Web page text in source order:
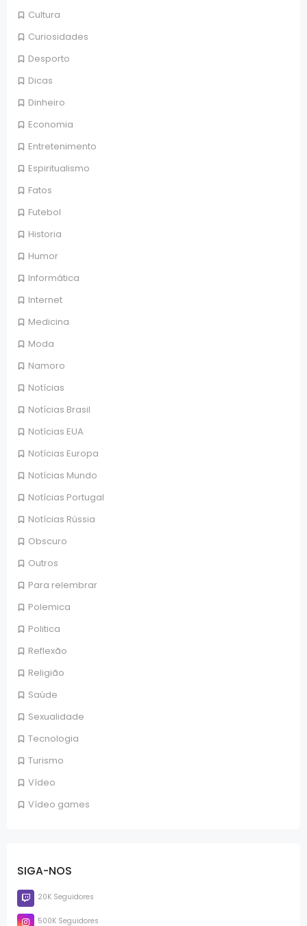
Cultura
Curiosidades
Desporto
Dicas
Dinheiro
Economia
Entretenimento
Espiritualismo
Fatos
Futebol
Historia
Humor
Informática
Internet
Medicina
Moda
Namoro
Notícias
Notícias Brasil
Notícias EUA
Notícias Europa
Notícias Mundo
Notícias Portugal
Notícias Rússia
Obscuro
Outros
Para relembrar
Polemica
Politica
Reflexão
Religião
Saúde
Sexualidade
Tecnologia
Turismo
Vídeo
Vídeo games
SIGA-NOS
20K Seguidores
500K Seguidores